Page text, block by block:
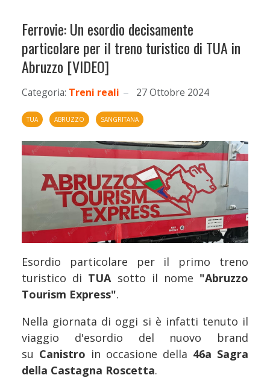
Ferrovie: Un esordio decisamente
particolare per il treno turistico di TUA in
Abruzzo [VIDEO]
Categoria: Treni reali 27 Ottobre 2024
TUA ABRUZZO SANGRITANA
Esordio particolare per il primo treno
turistico di TUAsotto il nome "Abruzzo
Tourism Express".
Nella giornata di oggi si è infatti tenuto il
viaggio d'esordio del nuovo brand
su Canistro in occasione della 46a Sagra
della Castagna Roscetta.